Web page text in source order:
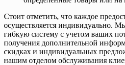
Стоит отметить, что каждое
осуществляется индивидуально.
гибкую систему с учетом ваших
получения дополнительной
скидках и индивидуальных
нашим отделом обслуживания